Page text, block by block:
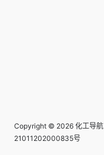
Copyright © 2026 化工导航
21011202000835号